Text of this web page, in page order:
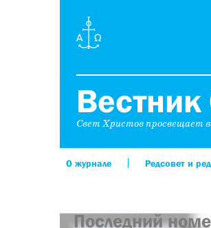
Вестник
Свет Христов просвещает
О журнале Редсовет и
Последний